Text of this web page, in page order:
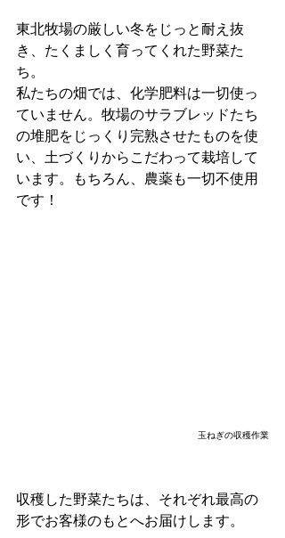
東北牧場の厳しい冬をじっと耐え抜
き、たくましく育ってくれた野菜た
ち。
私たちの畑では、化学肥料は一切使っ
ていません。牧場のサラブレッドたち
の堆肥をじっくり完熟させたものを使
い、土づくりからこだわって栽培して
います。もちろん、農薬も一切不使用
です！
玉ねぎの収穫作業
収穫した野菜たちは、それぞれ最高の
形でお客様のもとへお届けします。